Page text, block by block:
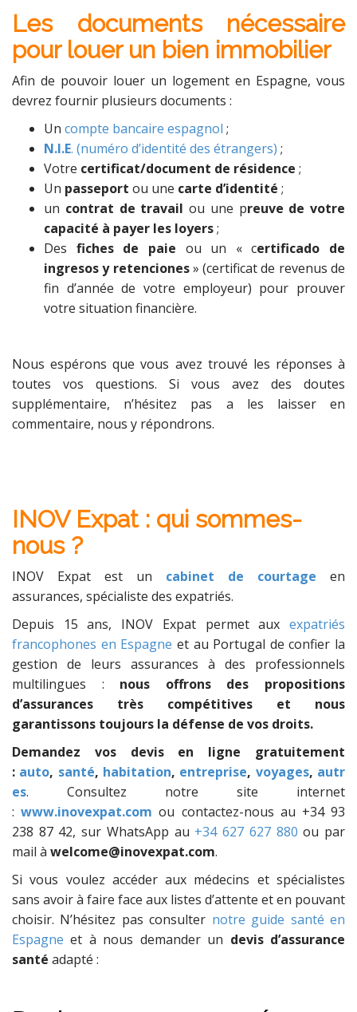
Les documents nécessaire
pour louer un bien immobilier
Afin de pouvoir louer un logement en Espagne, vous
devrez fournir plusieurs documents :
Un compte bancaire espagnol ;
N.I.E. (numéro d’identité des étrangers) ;
Votre certificat/document de résidence ;
Un passeport ou une carte d’identité ;
un contrat de travail ou une preuve de votre
capacité à payer les loyers;
Des fiches de paie ou un « certificado de
ingresos y retenciones» (certificat de revenus de
fin d’année de votre employeur) pour prouver
votre situation financière.
Nous espérons que vous avez trouvé les réponses à
toutes vos questions. Si vous avez des doutes
supplémentaire, n’hésitez pas a les laisser en
commentaire, nous y répondrons.
INOV Expat : qui sommes-
nous ?
INOV Expat est un cabinet de courtage en
assurances, spécialiste des expatriés.
Depuis 15 ans, INOV Expat permet aux expatriés
francophones en Espagne et au Portugal de confier la
gestion de leurs assurances à des professionnels
multilingues : nous offrons des propositions
d’assurances très compétitives et nous
garantissons toujours la défense de vos droits.
Demandez vos devis en ligne gratuitement
: auto, santé, habitation, entreprise, voyages, autr
es. Consultez notre site internet
:www.inovexpat.com ou contactez-nous au +34 93
238 87 42, sur WhatsApp au +34 627 627 880 ou par
mail à welcome@inovexpat.com.
Si vous voulez accéder aux médecins et spécialistes
sans avoir à faire face aux listes d’attente et en pouvant
choisir. N’hésitez pas consulter notre guide santé en
Espagne et à nous demander un devis d’assurance
santé adapté :